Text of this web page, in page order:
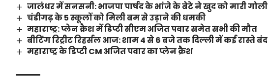
जालंधर में सनसनी: भाजपा पार्षद के भांजे के बेटे ने खुद को मारी गोली
चंडीगढ़ के 5 स्कूलों को मिली बम से उड़ाने की धमकी
महाराष्ट्र: प्लेन क्रैश में डिप्टी सीएम अजित पवार समेत सभी की मौत
बीटिंग रिट्रीट रिहर्सल आज: शाम 4 से 6 बजे तक दिल्ली में कई रास्ते बंद
महाराष्ट्र के डिप्टी CM अजित पवार का प्लेन क्रैश